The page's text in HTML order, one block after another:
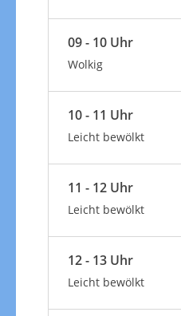
09 - 10 Uhr
Wolkig
10 - 11 Uhr
Leicht bewölkt
11 - 12 Uhr
Leicht bewölkt
12 - 13 Uhr
Leicht bewölkt